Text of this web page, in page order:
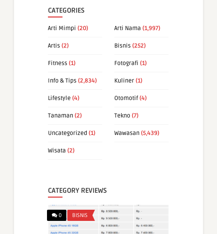
CATEGORIES
Arti Mimpi (20) Arti Nama (1,997)
Artis (2) Bisnis (252)
Fitness (1) Fotografi (1)
Info & Tips (2,834) Kuliner (1)
Lifestyle (4) Otomotif (4)
Tanaman (2) Tekno (7)
Uncategorized (1) Wawasan (5,439)
Wisata (2)
CATEGORY REVIEWS
0 BISNIS